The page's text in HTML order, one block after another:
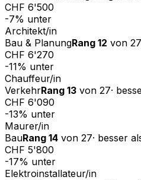
CHF 6'500
-7% unter
Architekt/in
Bau & PlanungRang 12 von 27
CHF 6'270
-11% unter
Chauffeur/in
VerkehrRang 13 von 27·
CHF 6'090
-13% unter
Maurer/in
BauRang 14 von 27· besser
CHF 5'800
-17% unter
Elektroinstallateur/in